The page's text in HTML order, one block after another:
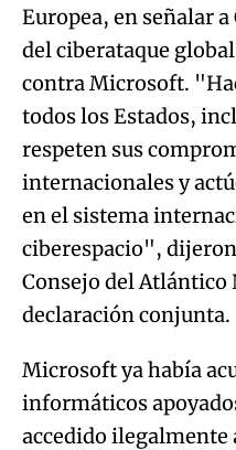
Europea, en señalar
del ciberataque
contra Microsoft.
todos los Estados,
respeten sus
internacionales y
en el sistema
ciberespacio",
Consejo del Atlántico
declaración conjunta.
Microsoft ya había
informáticos
accedido ilegalmente